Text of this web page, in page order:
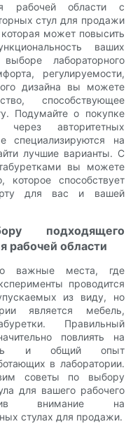
рабочей области с
стул для продажи
может повысить
ваших
лабораторного
регулируемости,
дизайна вы можете
способствующее
Подумайте о покупке
авторитетных
специализируются на
лучшие варианты. С
вы можете
которое способствует
для вас и вашей
подходящего
рабочей области
важные места, где
проводится
из виду, но
является мебель,
Правильный
повлиять на
и общий опыт
в лаборатории.
советы по выбору
для вашего рабочего
внимание на
стулах для продажи.